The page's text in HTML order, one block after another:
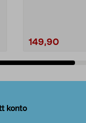
149,90
konto